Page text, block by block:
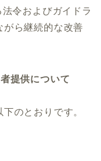
令およびガイドラ
がら継続的な改善
提供について
のとおりです。